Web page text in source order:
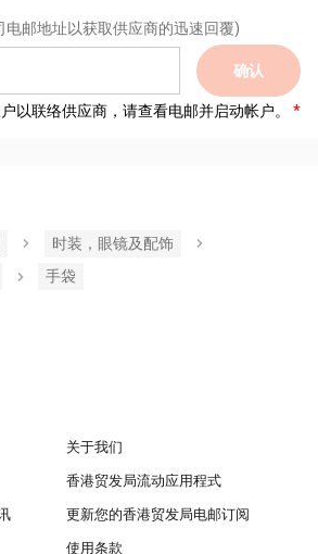
电邮地址以获取供应商的迅速回覆)
确认
以联络供应商，请查看电邮并启动帐户。
时装，眼镜及配饰
手袋
关于我们
香港贸发局流动应用程式
更新您的香港贸发局电邮订阅
使用条款